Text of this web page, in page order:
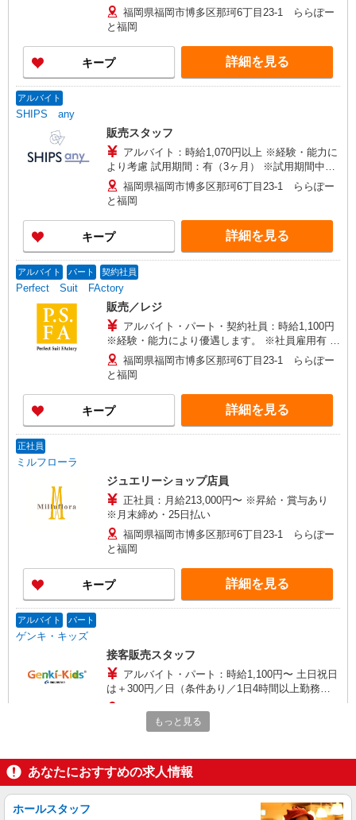
により店長登用可 パート・アルバイト：時給
1,060円〜 1,200円 ※給与幅はすべて経験・能力に
より優遇
福岡県福岡市博多区那珂6丁目23-1 ららぽー
と福岡
キープ 詳細を見る
アルバイト
SHIPS any
販売スタッフ
アルバイト：時給1,070円以上 ※経験・能力に
より考慮 試用期間：有（3ヶ月） ※試用期間中、
条件変更なし
福岡県福岡市博多区那珂6丁目23-1 ららぽー
と福岡
キープ 詳細を見る
アルバイト パート 契約社員
Perfect Suit FActory
販売／レジ
アルバイト・パート・契約社員：時給1,100円
※経験・能力により優遇します。 ※社員雇用有 ※
高校生不可
福岡県福岡市博多区那珂6丁目23-1 ららぽー
と福岡
キープ 詳細を見る
正社員
ミルフローラ
ジュエリーショップ店員
正社員：月給213,000円〜 ※昇給・賞与あり
※月末締め・25日払い
福岡県福岡市博多区那珂6丁目23-1 ららぽー
と福岡
キープ 詳細を見る
アルバイト パート
ゲンキ・キッズ
接客販売スタッフ
アルバイト・パート：時給1,100円〜 土日祝日
は＋300円／日（条件あり／1日4時間以上勤務の
場合） 【シフト・収入例】 月4週換算で計算し
た目安金額。 ☆フリーターさん、土日祝、遅番勤
務可能な方の場合 時給1,100円、週5日、1日8時間
当てもあるのでさらにアップ可能
福岡県福岡市博多区那珂6丁目23-1 ららぽー
キープ 詳細を見る
アルバイト パート
Cassis de Rouge
もっと見る
あなたにおすすめの求人情報
ホールスタッフ